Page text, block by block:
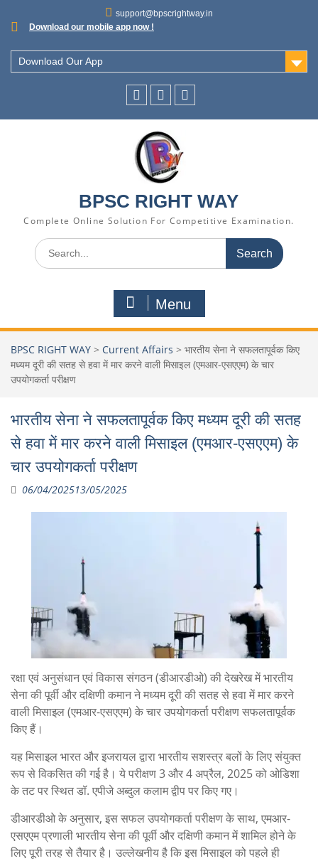
support@bpscrightway.in
Download our mobile app now !
Download Our App
BPSC RIGHT WAY
Complete Online Solution For Competitive Examination.
Menu
BPSC RIGHT WAY > Current Affairs > भारतीय सेना ने सफलतापूर्वक किए
मध्यम दूरी की सतह से हवा में मार करने वाली मिसाइल (एमआर-एसएएम) के चार
उपयोगकर्ता परीक्षण
भारतीय सेना ने सफलतापूर्वक किए मध्यम दूरी की सतह
से हवा में मार करने वाली मिसाइल (एमआर-एसएएम) के
चार उपयोगकर्ता परीक्षण
06/04/202513/05/2025
रक्षा एवं अनुसंधान एवं विकास संगठन (डीआरडीओ) की देखरेख में भारतीय
सेना की पूर्वी और दक्षिणी कमान ने मध्यम दूरी की सतह से हवा में मार करने
वाली मिसाइल (एमआर-एसएएम) के चार उपयोगकर्ता परीक्षण सफलतापूर्वक
किए हैं।
यह मिसाइल भारत और इजरायल द्वारा भारतीय सशस्त्र बलों के लिए संयुक्त
रूप से विकसित की गई है। ये परीक्षण 3 और 4 अप्रैल, 2025 को ओडिशा
के तट पर स्थित डॉ. एपीजे अब्दुल कलाम द्वीप पर किए गए।
डीआरडीओ के अनुसार, इस सफल उपयोगकर्ता परीक्षण के साथ, एमआर-
एसएएम प्रणाली भारतीय सेना की पूर्वी और दक्षिणी कमान में शामिल होने के
लिए पूरी तरह से तैयार है। उल्लेखनीय है कि इस मिसाइल को पहले ही